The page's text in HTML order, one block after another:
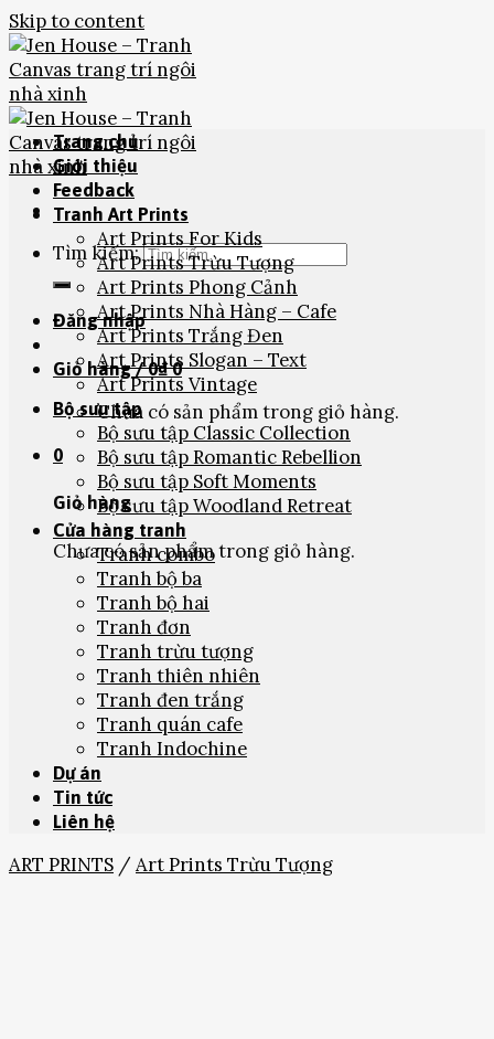
Skip to content
Tìm kiếm:
Đăng nhập
Giỏ hàng /0₫ 0
Chưa có sản phẩm trong giỏ hàng.
0
Giỏ hàng
Chưa có sản phẩm trong giỏ hàng.
Trang chủ
Giới thiệu
Feedback
Tranh Art Prints
Art Prints For Kids
Art Prints Trừu Tượng
Art Prints Phong Cảnh
Art Prints Nhà Hàng – Cafe
Art Prints Trắng Đen
Art Prints Slogan – Text
Art Prints Vintage
Bộ sưu tập
Bộ sưu tập Classic Collection
Bộ sưu tập Romantic Rebellion
Bộ sưu tập Soft Moments
Bộ sưu tập Woodland Retreat
Cửa hàng tranh
Tranh combo
Tranh bộ ba
Tranh bộ hai
Tranh đơn
Tranh trừu tượng
Tranh thiên nhiên
Tranh đen trắng
Tranh quán cafe
Tranh Indochine
Dự án
Tin tức
Liên hệ
ART PRINTS / Art Prints Trừu Tượng